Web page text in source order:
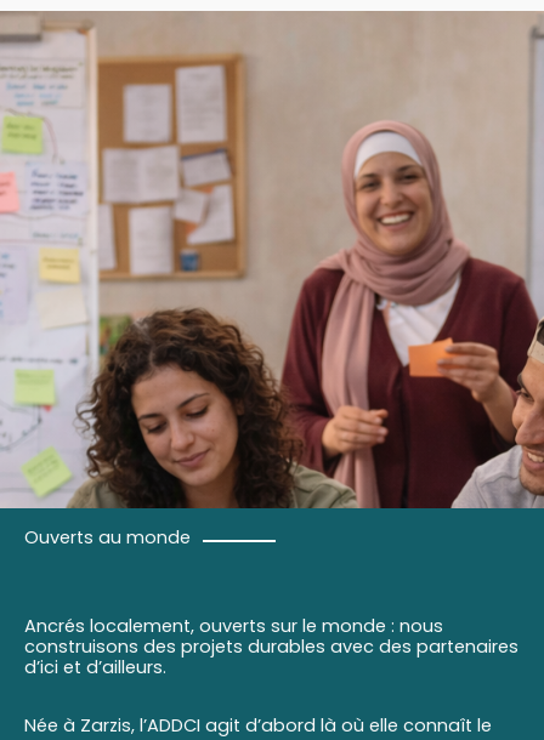
Ouverts au monde
Ancrés localement, ouverts sur le monde : nous
construisons des projets durables avec des partenaires
d’ici et d’ailleurs.
Née à Zarzis, l’ADDCI agit d’abord là où elle connaît le